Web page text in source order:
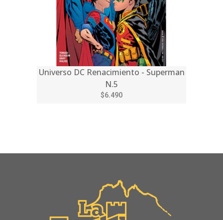
Universo DC Renacimiento - Superman
N.5
$6.490